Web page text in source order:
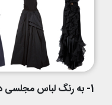
1- به رنگ لباس مجلسی دقت کنید